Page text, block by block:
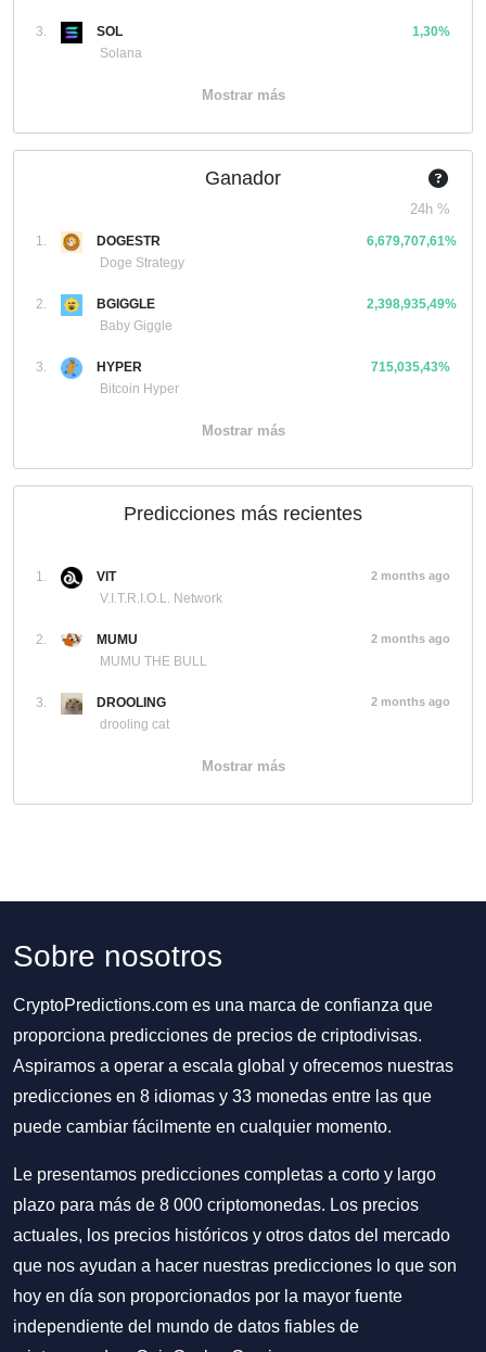
3.
SOL
Solana
1,30%
Mostrar más
Ganador
24h %
1.
DOGESTR
Doge Strategy
6,679,707,61%
2.
BGIGGLE
Baby Giggle
2,398,935,49%
3.
HYPER
Bitcoin Hyper
715,035,43%
Mostrar más
Predicciones más recientes
1.
VIT
V.I.T.R.I.O.L. Network
2 months ago
2.
MUMU
MUMU THE BULL
2 months ago
3.
DROOLING
drooling cat
2 months ago
Mostrar más
Sobre nosotros
CryptoPredictions.com es una marca de confianza que
proporciona predicciones de precios de criptodivisas.
Aspiramos a operar a escala global y ofrecemos nuestras
predicciones en 8 idiomas y 33 monedas entre las que
puede cambiar fácilmente en cualquier momento.
Le presentamos predicciones completas a corto y largo
plazo para más de 8 000 criptomonedas. Los precios
actuales, los precios históricos y otros datos del mercado
que nos ayudan a hacer nuestras predicciones lo que son
hoy en día son proporcionados por la mayor fuente
independiente del mundo de datos fiables de